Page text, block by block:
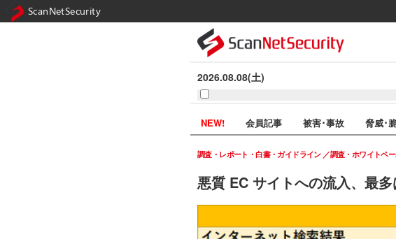
2026.08.08(土)
NEW! 会員記事 被害･事故 脅威･
悪質 EC サイトへの流入、最
調査・レポート・白書・ガイドライン 調査・ホワイトペ
ScanNetSecurity